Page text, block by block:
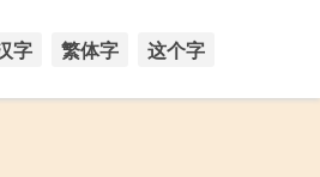
字 繁体字 这个字